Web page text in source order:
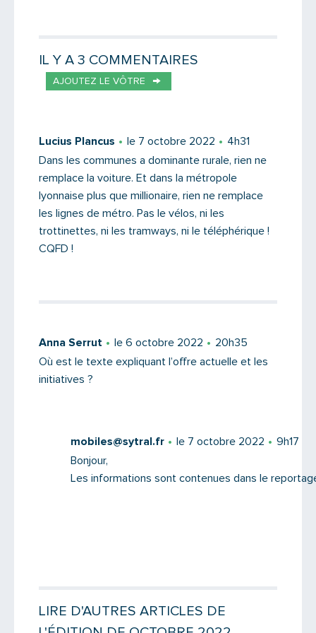
Message
IL Y A 3 COMMENTAIRES
AJOUTEZ LE VÔTRE
Lucius Plancus le 7 octobre 2022
4h31
Dans les communes a dominante rurale, rien ne
remplace la voiture. Et dans la métropole
lyonnaise plus que millionaire, rien ne remplace
les lignes de métro. Pas le vélos, ni les
trottinettes, ni les tramways, ni le téléphérique !
CQFD !
Anna Serrut le 6 octobre 2022
20h35
Où est le texte expliquant l’offre actuelle et les
initiatives ?
mobiles@sytral.fr le 7 octobre 2022
9h17
Bonjour,
Les informations sont contenues dans le
LIRE D'AUTRES ARTICLES DE